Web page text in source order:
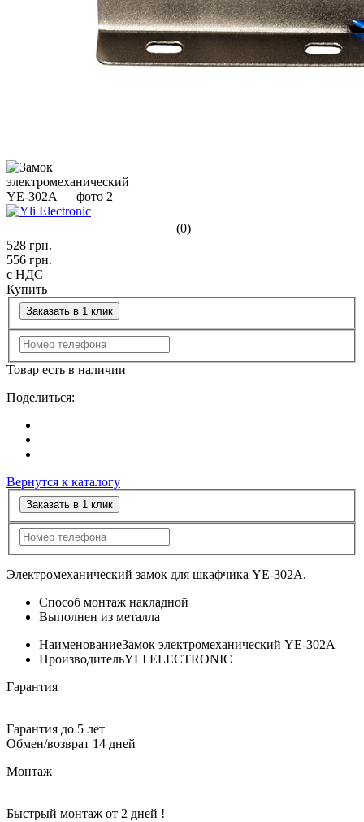
(0)
528 грн.
556 грн.
с НДС
Купить
Заказать в 1 клик
Товар есть в наличии
Поделиться:
Вернутся к каталогу
Заказать в 1 клик
Электромеханический замок для шкафчика YE-302A.
Способ монтаж накладной
Выполнен из металла
НаименованиеЗамок электромеханический YE-302A
ПроизводительYLI ELECTRONIC
Гарантия
Гарантия до 5 лет
Обмен/возврат 14 дней
Монтаж
Быстрый монтаж от 2 дней !